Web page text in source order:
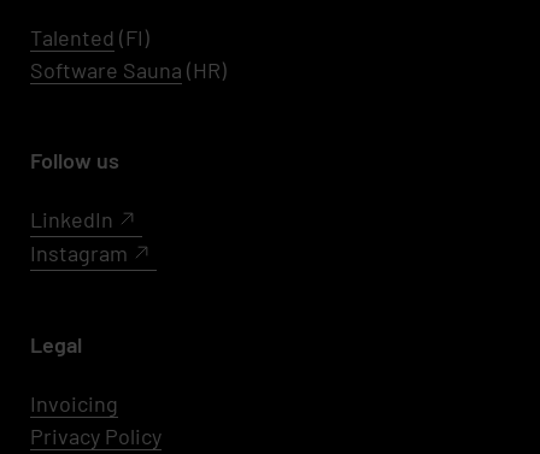
Talented (FI)
Software Sauna (HR)
Follow us
LinkedIn
Instagram
Legal
Invoicing
Privacy Policy